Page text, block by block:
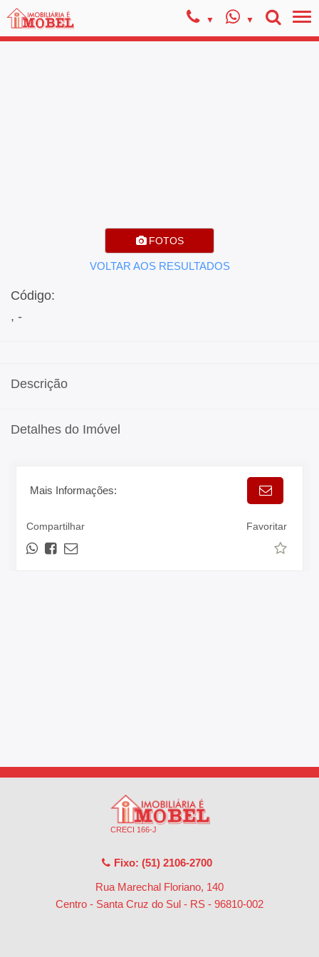
FOTOS
VOLTAR AOS RESULTADOS
Código:
, -
Descrição
Detalhes do Imóvel
Mais Informações:
Compartilhar Favoritar
CRECI 166-J
Fixo: (51) 2106-2700
Rua Marechal Floriano, 140
Centro - Santa Cruz do Sul - RS - 96810-002